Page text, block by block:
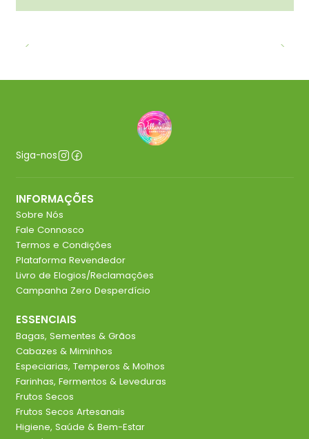
Siga-nos
INFORMAÇÕES
Sobre Nós
Fale Connosco
Termos e Condições
Plataforma Revendedor
Livro de Elogios/Reclamações
Campanha Zero Desperdício
ESSENCIAIS
Bagas, Sementes & Grãos
Cabazes & Miminhos
Especiarias, Temperos & Molhos
Farinhas, Fermentos & Leveduras
Frutos Secos
Frutos Secos Artesanais
Higiene, Saúde & Bem-Estar